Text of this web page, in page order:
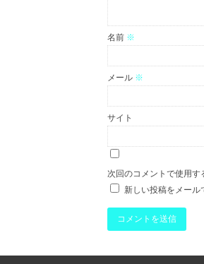
名前 ※
メール ※
サイト
次回のコメントで使用す
新しい投稿をメール